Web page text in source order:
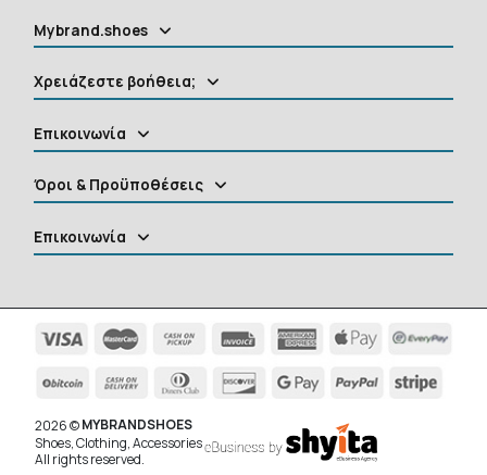
Mybrand.shoes
Χρειάζεστε βοήθεια;
Επικοινωνία
Όροι & Προϋποθέσεις
Επικοινωνία
2026 ©MYBRANDSHOES
Shoes, Clothing, Accessories
All rights reserved.